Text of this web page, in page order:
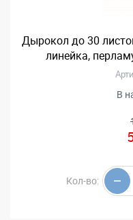
Дырокол до 30
линейка,
В
Кол-во: